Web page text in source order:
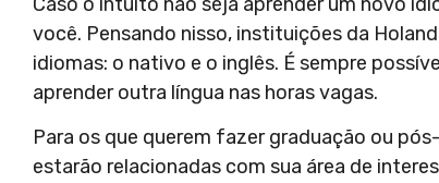
você. Pensando nisso, instituições da
idiomas: o nativo e o inglês. É sempre
aprender outra língua nas horas vagas.
Para os que querem fazer graduação ou
estarão relacionadas com sua área de